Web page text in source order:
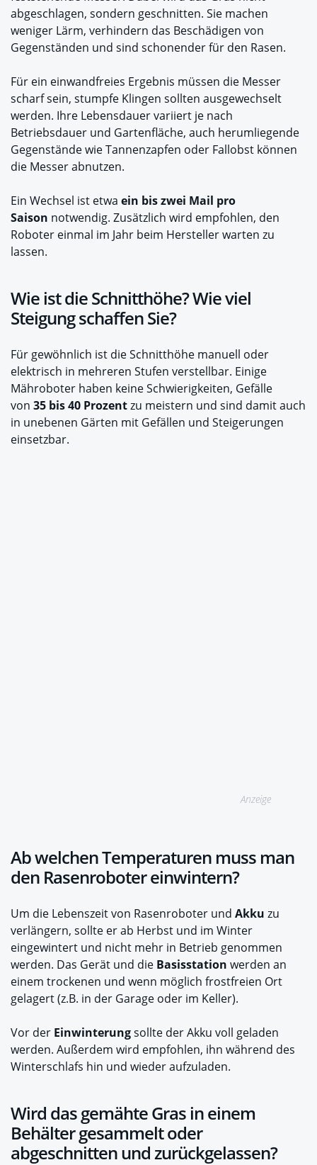
abgeschlagen, sondern geschnitten. Sie machen
weniger Lärm, verhindern das Beschädigen von
Gegenständen und sind schonender für den Rasen.
Für ein einwandfreies Ergebnis müssen die Messer
scharf sein, stumpfe Klingen sollten ausgewechselt
werden. Ihre Lebensdauer variiert je nach
Betriebsdauer und Gartenfläche, auch herumliegende
Gegenstände wie Tannenzapfen oder Fallobst können
die Messer abnutzen.
Ein Wechsel ist etwa ein bis zwei Mail pro
Saison notwendig. Zusätzlich wird empfohlen, den
Roboter einmal im Jahr beim Hersteller warten zu
lassen.
Wie ist die Schnitthöhe? Wie viel
Steigung schaffen Sie?
Für gewöhnlich ist die Schnitthöhe manuell oder
elektrisch in mehreren Stufen verstellbar. Einige
Mähroboter haben keine Schwierigkeiten, Gefälle
von 35 bis 40 Prozentzu meistern und sind damit auch
in unebenen Gärten mit Gefällen und Steigerungen
einsetzbar.
Anzeige
Ab welchen Temperaturen muss man
den Rasenroboter einwintern?
Um die Lebenszeit von Rasenroboter und Akku zu
verlängern, sollte er ab Herbst und im Winter
eingewintert und nicht mehr in Betrieb genommen
werden. Das Gerät und die Basisstation werden an
einem trockenen und wenn möglich frostfreien Ort
gelagert (z.B. in der Garage oder im Keller).
Vor der Einwinterungsollte der Akku voll geladen
werden. Außerdem wird empfohlen, ihn während des
Winterschlafs hin und wieder aufzuladen.
Wird das gemähte Gras in einem
Behälter gesammelt oder
abgeschnitten und zurückgelassen?